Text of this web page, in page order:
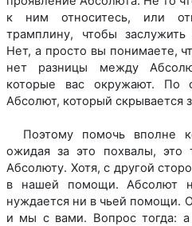
к ним относитесь, или
трамплину, чтобы заслужить
Нет, а просто вы понимаете,
нет разницы между
которые вас окружают. По
Абсолют, который скрывается
Поэтому помочь вполне
ожидая за это похвалы,
Абсолюту. Хотя, с другой
в нашей помощи. Абсолют
нуждается ни в чьей помощи.
и мы с вами. Вопрос тогда: а